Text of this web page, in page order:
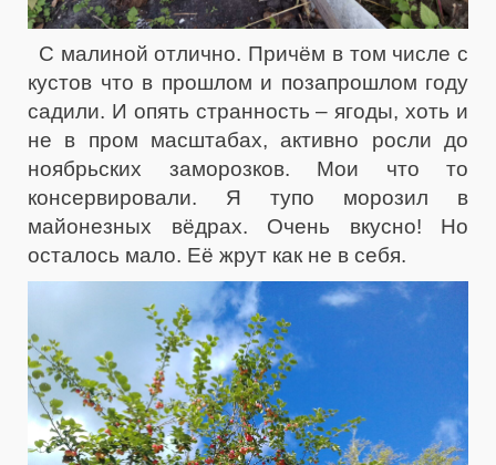
С малиной отлично. Причём в том числе с
кустов что в прошлом и позапрошлом году
садили. И опять странность – ягоды, хоть и
не в пром масштабах, активно росли до
ноябрьских заморозков. Мои что то
консервировали. Я тупо морозил в
майонезных вёдрах. Очень вкусно! Но
осталось мало. Её жрут как не в себя.